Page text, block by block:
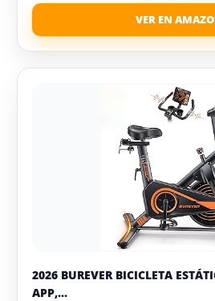
2026 BUREVER BICICLETA
APP,...